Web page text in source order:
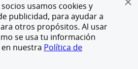
usamos cookies y
publicidad, para ayudar a
otros propósitos. Al usar
se usa tu información
nuestra Política de